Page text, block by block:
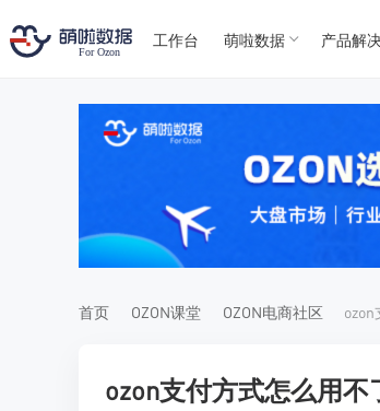
工作台 萌啦数据 产品解
首页 OZON课堂 OZON电商社区
ozon支付方式怎么用不